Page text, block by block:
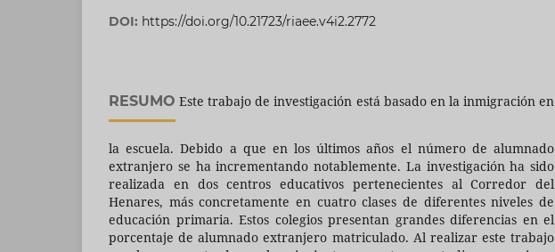
DOI: https://doi.org/10.21723/riaee.v4i2.2772
RESUMO Este trabajo de investigación está basado en la inmigración en
la escuela. Debido a que en los últimos años el número de alumnado
extranjero se ha incrementando notablemente. La investigación ha sido
realizada en dos centros educativos pertenecientes al Corredor del
Henares, más concretamente en cuatro clases de diferentes niveles de
educación primaria. Estos colegios presentan grandes diferencias en el
porcentaje de alumnado extranjero matriculado. Al realizar este trabajo